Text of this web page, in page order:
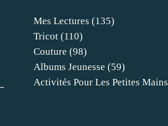
Mes Lectures (135)
Tricot (110)
Couture (98)
Albums Jeunesse (59)
Activités Pour Les Petites Mains